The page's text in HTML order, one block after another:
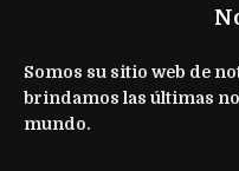
Somos su sitio web de
brindamos las últimas
mundo.